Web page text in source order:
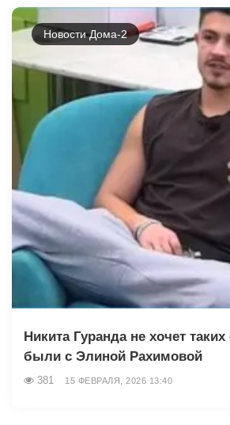
Новости Дома-2
Никита Гуранда не хочет
были с Элиной Рахимовой
381 15 ФЕВРАЛЯ, 2026 13:40